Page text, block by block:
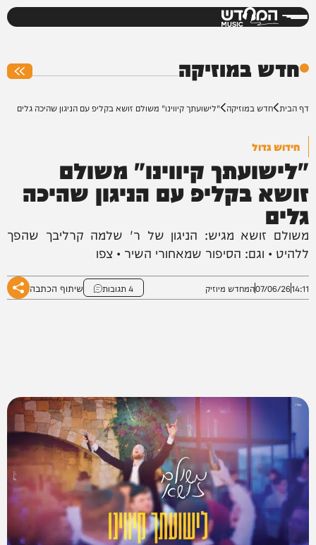
המחדש
חדש במוזיקה
דף הבית חדש במוזיקה "לישועתך קיווינו" משולם זושא בקליפ עם הניגון שהיכה גלים
חידוש גדול
"לישועתך קיווינו" משולם
זושא בקליפ עם הניגון שהיכה
גלים
משולם זושא מגיש: הניגון של ר' שלמה קרליבך שהפך
ללהיט • וגם: הסיפור שמאחורי השיר • צפו
14:11
07/06/26המחדש מיוזיק 4 תגובות שיתוף הכתבה